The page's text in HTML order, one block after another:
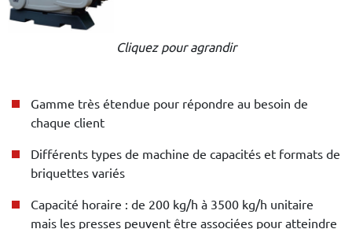
Cliquez pour agrandir
Gamme très étendue pour répondre au besoin de
chaque client
Différents types de machine de capacités et formats de
briquettes variés
Capacité horaire : de 200 kg/h à 3500 kg/h unitaire
mais les presses peuvent être associées pour atteindre